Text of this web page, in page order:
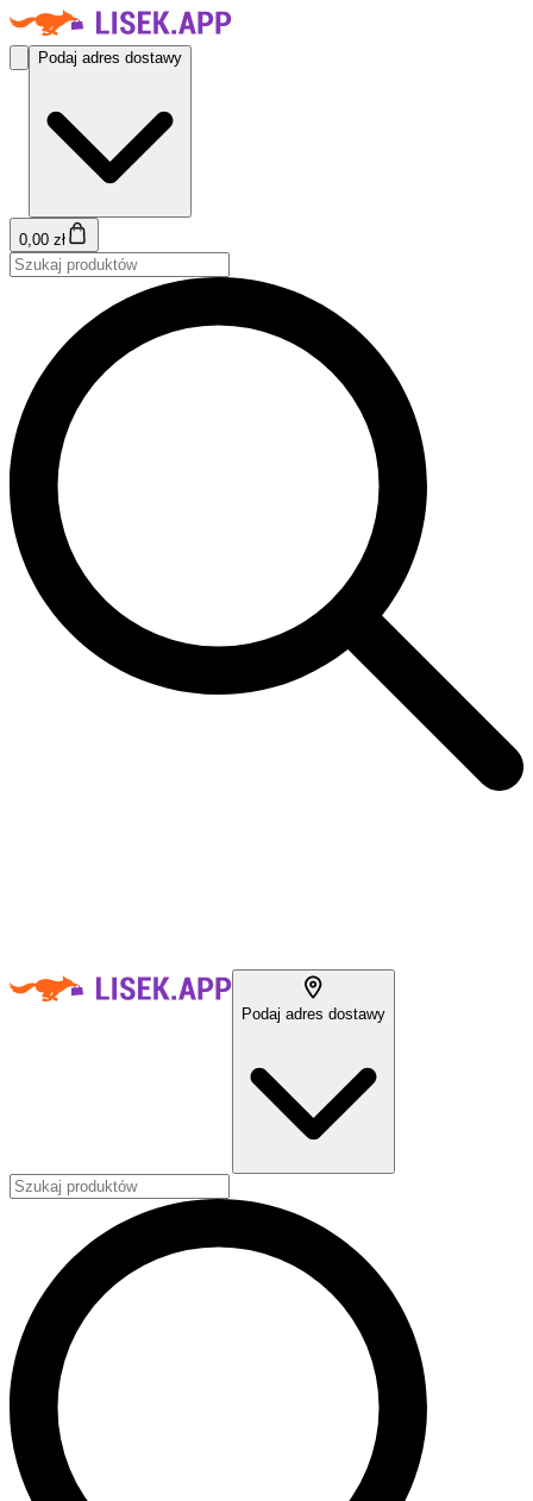
Podaj adres dostawy
0,00 zł
Podaj adres dostawy